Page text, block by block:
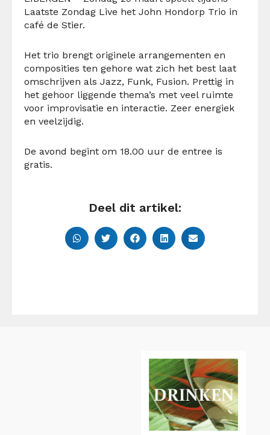
Laatste Zondag Live het John Hondorp Trio in
café de Stier.
Het trio brengt originele arrangementen en
composities ten gehore wat zich het best laat
omschrijven als Jazz, Funk, Fusion. Prettig in
het gehoor liggende thema’s met veel ruimte
voor improvisatie en interactie. Zeer energiek
en veelzijdig.
De avond begint om 18.00 uur de entree is
gratis.
Deel dit artikel: